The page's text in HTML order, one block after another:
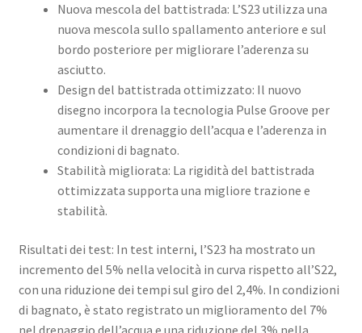
Nuova mescola del battistrada: L’S23 utilizza una
nuova mescola sullo spallamento anteriore e sul
bordo posteriore per migliorare l’aderenza su
asciutto. ​
Design del battistrada ottimizzato: Il nuovo
disegno incorpora la tecnologia Pulse Groove per
aumentare il drenaggio dell’acqua e l’aderenza in
condizioni di bagnato. ​
Stabilità migliorata: La rigidità del battistrada
ottimizzata supporta una migliore trazione e
stabilità. ​
Risultati dei test: In test interni, l’S23 ha mostrato un
incremento del 5% nella velocità in curva rispetto all’S22,
con una riduzione dei tempi sul giro del 2,4%. In condizioni
di bagnato, è stato registrato un miglioramento del 7%
nel drenaggio dell’acqua e una riduzione del 3% nella